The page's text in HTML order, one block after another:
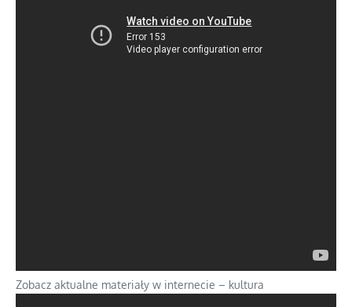
Zobacz aktualne materiały w internecie – kultura